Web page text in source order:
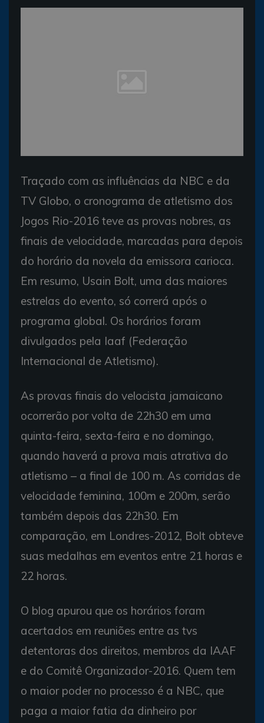
Traçado com as influências da NBC e da
TV Globo, o cronograma de atletismo dos
Jogos Rio-2016 teve as provas nobres, as
finais de velocidade, marcadas para depois
do horário da novela da emissora carioca.
Em resumo, Usain Bolt, uma das maiores
estrelas do evento, só correrá após o
programa global. Os horários foram
divulgados pela Iaaf (Federação
Internacional de Atletismo).
As provas finais do velocista jamaicano
ocorrerão por volta de 22h30 em uma
quinta-feira, sexta-feira e no domingo,
quando haverá a prova mais atrativa do
atletismo – a final de 100 m. As corridas de
velocidade feminina, 100m e 200m, serão
também depois das 22h30. Em
comparação, em Londres-2012, Bolt obteve
suas medalhas em eventos entre 21 horas e
22 horas.
O blog apurou que os horários foram
acertados em reuniões entre as tvs
detentoras dos direitos, membros da IAAF
e do Comitê Organizador-2016. Quem tem
o maior poder no processo é a NBC, que
paga a maior fatia da dinheiro por